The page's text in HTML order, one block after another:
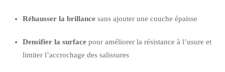
Réhausser la brillance sans ajouter une couche épaisse
Densifier la surface pour améliorer la résistance à l’usure et
limiter l’accrochage des salissures